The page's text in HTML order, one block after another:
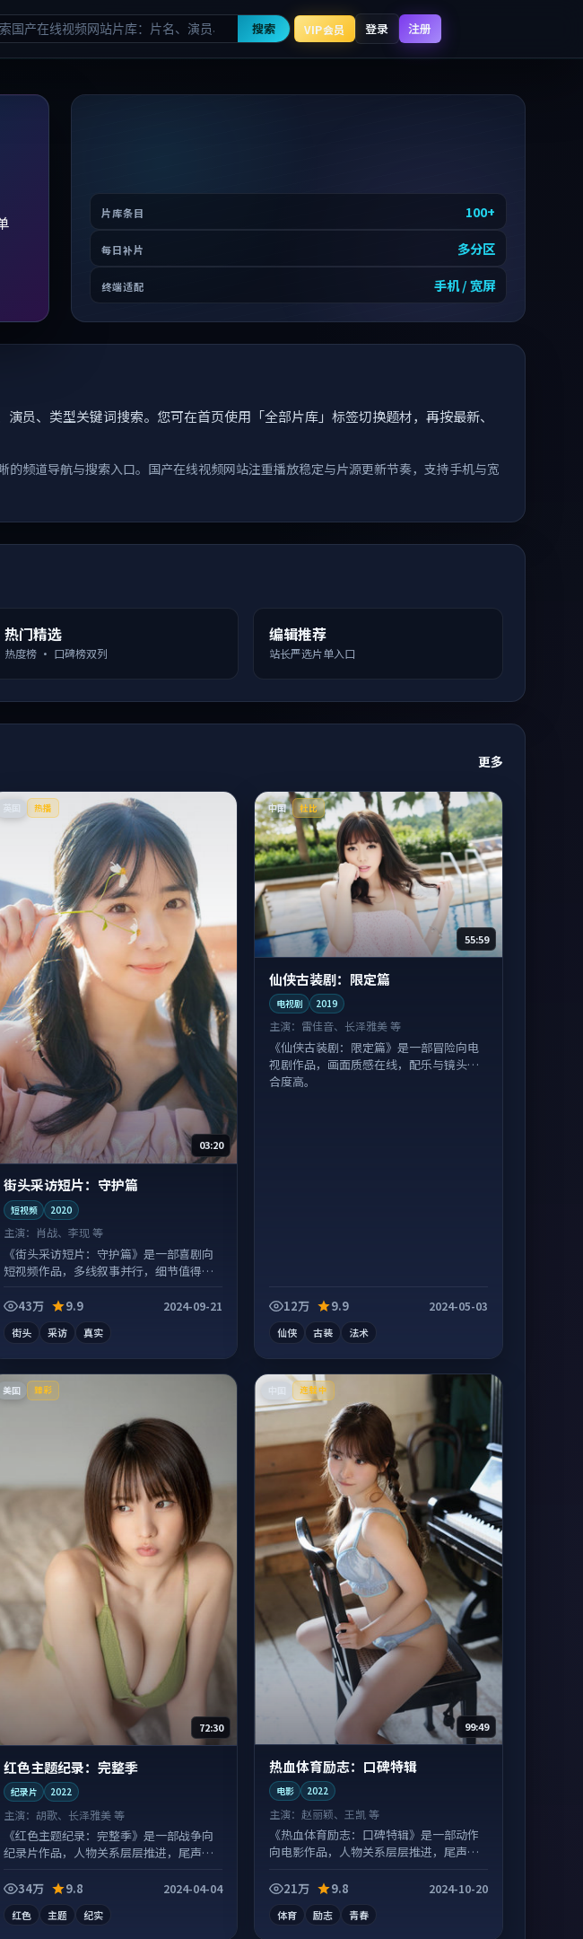
搜索 VIP会员 登录 注册
片库条目 100+
每日补片 多分区
终端适配 手机 / 宽屏
员、类型关键词搜索。您可在首页使用「全部片库」标签切换题材，再按最新、
频道导航与搜索入口。国产在线视频网站注重播放稳定与片源更新节奏，支持手机与宽
热门精选
热度榜 · 口碑榜双列
编辑推荐
站长严选片单入口
更多
热播
03:20
街头采访短片：守护篇
短视频 2020
主演： 肖战、李现 等
《街头采访短片：守护篇》是一部喜剧向
短视频作品，多线叙事并行，细节值得二
43万
9.9 2024-09-21
街头 采访 真实
中国 杜比
55:59
仙侠古装剧：限定篇
电视剧 2019
主演： 雷佳音、长泽雅美 等
《仙侠古装剧：限定篇》是一部冒险向电
视剧作品，画面质感在线，配乐与镜头配
合度高。
12万 9.9 2024-05-03
仙侠 古装 法术
美国 臻彩
72:30
红色主题纪录：完整季
纪录片 2022
主演： 胡歌、长泽雅美 等
《红色主题纪录：完整季》是一部战争向
纪录片作品，人物关系层层推进，尾声常
34万
9.8 2024-04-04
红色 主题 纪实
连载中
99:49
热血体育励志：口碑特辑
电影 2022
主演：赵丽颖、王凯 等
《热血体育励志：口碑特辑》是一部动作
向电影作品，人物关系层层推进，尾声常
21万
9.8 2024-10-20
体育 励志 青春